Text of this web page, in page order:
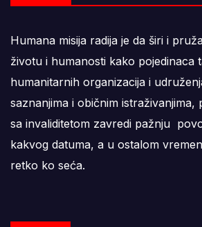
Humana misija radija je da širi i
životu i humanosti kako pojedinaca
humanitarnih organizacija i
saznanjima i običnim istraživanjima,
sa invaliditetom zavredi pažnju
kakvog datuma, a u ostalom
retko ko seća.